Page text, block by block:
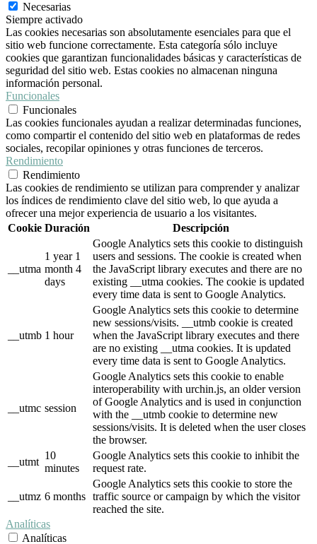
Necesarias
Siempre activado
Las cookies necesarias son absolutamente esenciales para que el
sitio web funcione correctamente. Esta categoría sólo incluye
cookies que garantizan funcionalidades básicas y características de
seguridad del sitio web. Estas cookies no almacenan ninguna
información personal.
Funcionales
Funcionales
Las cookies funcionales ayudan a realizar determinadas funciones,
como compartir el contenido del sitio web en plataformas de redes
sociales, recopilar opiniones y otras funciones de terceros.
Rendimiento
Rendimiento
Las cookies de rendimiento se utilizan para comprender y analizar
los índices de rendimiento clave del sitio web, lo que ayuda a
ofrecer una mejor experiencia de usuario a los visitantes.
Cookie Duración Descripción
__utma
1 year 1
month 4
days
Google Analytics sets this cookie to distinguish
users and sessions. The cookie is created when
the JavaScript library executes and there are no
existing __utma cookies. The cookie is updated
every time data is sent to Google Analytics.
__utmb 1 hour
Google Analytics sets this cookie to determine
new sessions/visits. __utmb cookie is created
when the JavaScript library executes and there
are no existing __utma cookies. It is updated
every time data is sent to Google Analytics.
__utmc session
Google Analytics sets this cookie to enable
interoperability with urchin.js, an older version
of Google Analytics and is used in conjunction
with the __utmb cookie to determine new
sessions/visits. It is deleted when the user closes
the browser.
__utmt
10
minutes
Google Analytics sets this cookie to inhibit the
request rate.
__utmz 6 months
Google Analytics sets this cookie to store the
traffic source or campaign by which the visitor
reached the site.
Analíticas
Analíticas